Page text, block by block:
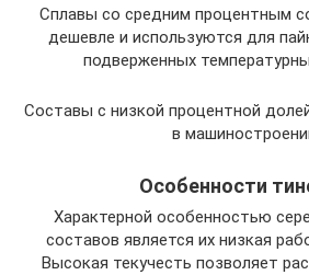
Сплавы со средним процентным
дешевле и используются для
подверженных
Составы с низкой процентной
в
Особенности
Характерной особенностью
составов является их низкая
Высокая текучесть позволяет